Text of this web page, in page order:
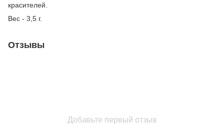
красителей.
Вес - 3,5 г.
Отзывы
Добавьте первый отзыв